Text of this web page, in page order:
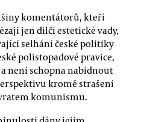
komentátorů, kteří
jen dílčí estetické vady,
selhání české politiky
polistopadové pravice,
není schopna nabídnout
kromě strašení
komunismu.